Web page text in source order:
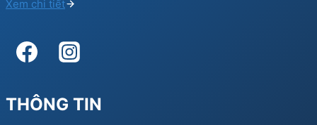
Xem chi tiết
THÔNG TIN